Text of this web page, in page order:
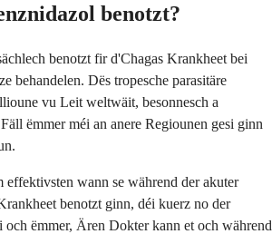
benotzt?
benotzt fir d'Chagas Krankheet bei
behandelen. Dës tropesche parasitäre
vu Leit weltwäit, besonnesch a
ëmmer méi an anere Regiounen gesi ginn
effektivsten wann se während der akuter
benotzt ginn, déi kuerz no der
ëmmer, Ären Dokter kann et och während